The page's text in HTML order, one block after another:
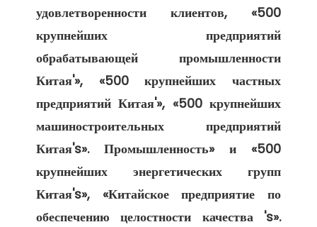
удовлетворенности клиентов, «500
крупнейших предприятий
обрабатывающей промышленности
Китая'», «500 крупнейших частных
предприятий Китая'», «500 крупнейших
машиностроительных предприятий
Китая's». Промышленность» и «500
крупнейших энергетических групп
Китая's», «Китайское предприятие по
обеспечению целостности качества 's».